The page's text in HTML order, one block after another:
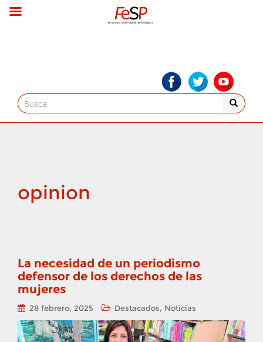
Search
for:
opinion
La necesidad de un periodismo
defensor de los derechos de las
mujeres
28 febrero, 2025 Destacados, Noticias